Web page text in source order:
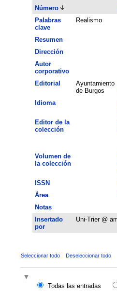
Número
Palabras
clave
Realismo
Resumen
Dirección
Autor
corporativo
Editorial
Ayuntamiento
de Burgos
Idioma
Editor de la
colección
Volumen de
la colección
ISSN
Área
Notas
Insertado
por
Uni-Trier @
Seleccionar todo Deseleccionar todo
Todas las entradas